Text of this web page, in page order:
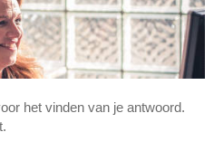
het vinden van je antwoord.